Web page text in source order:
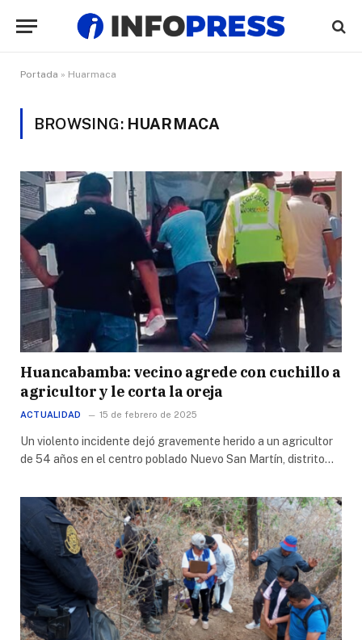
Portada » Huarmaca
BROWSING: HUARMACA
Huancabamba: vecino agrede con cuchillo a
agricultor y le corta la oreja
ACTUALIDAD 15 de febrero de 2025
Un violento incidente dejó gravemente herido a un agricultor
de 54 años en el centro poblado Nuevo San Martín, distrito…